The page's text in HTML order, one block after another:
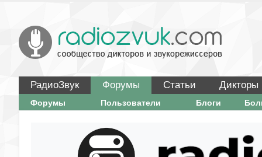
РадиоЗвук Форумы Статьи Дикторы
Форумы Пользователи Блоги